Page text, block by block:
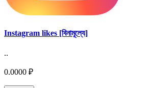
Instagram likes [বিনামূল্যে]
..
0.0000 ₽